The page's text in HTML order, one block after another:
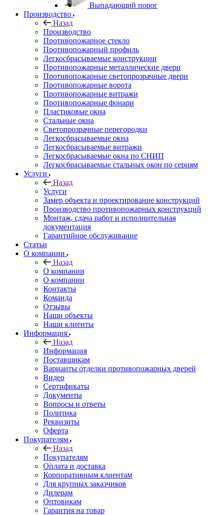
Выпадающий порог
Производство
Назад
Производство
Противопожарное стекло
Противопожарный профиль
Легкосбрасываемые конструкции
Противопожарные металлические двери
Противопожарные светопрозрачные двери
Противопожарные ворота
Противопожарные витражи
Противопожарные фонари
Пластиковые окна
Стальные окна
Светопрозрачные перегородки
Легкосбрасываемые окна
Легкосбрасываемые витражи
Легкосбрасываемые окна по СНИП
Легкосбрасываемые стальных окон по сериям
Услуги
Назад
Услуги
Замер объекта и проектирование конструкций
Производство противопожарных конструкций
Монтаж, сдача работ и исполнительная
документация
Гарантийное обслуживание
Статьи
О компании
Назад
О компании
О компании
Контакты
Команда
Отзывы
Наши объекты
Наши клиенты
Информация
Назад
Информация
Поставщикам
Варианты отделки противопожарных дверей
Видео
Сертификаты
Документы
Вопросы и ответы
Политика
Реквизиты
Оферта
Покупателям
Назад
Покупателям
Оплата и доставка
Корпоративным клиентам
Для крупных заказчиков
Дилерам
Оптовикам
Гарантия на товар